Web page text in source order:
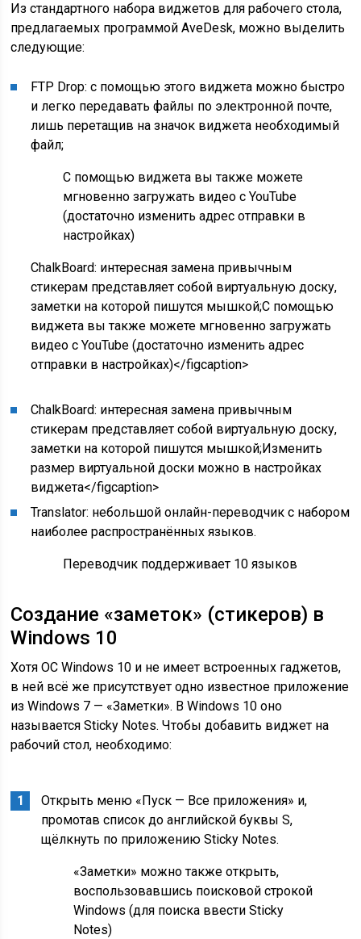
Из стандартного набора виджетов для рабочего стола,
предлагаемых программой AveDesk, можно выделить
следующие:
FTP Drop: с помощью этого виджета можно быстро
и легко передавать файлы по электронной почте,
лишь перетащив на значок виджета необходимый
файл;
С помощью виджета вы также можете
мгновенно загружать видео с YouTube
(достаточно изменить адрес отправки в
настройках)
ChalkBoard: интересная замена привычным
стикерам представляет собой виртуальную доску,
заметки на которой пишутся мышкой;С помощью
виджета вы также можете мгновенно загружать
видео с YouTube (достаточно изменить адрес
отправки в настройках)</figcaption>
ChalkBoard: интересная замена привычным
стикерам представляет собой виртуальную доску,
заметки на которой пишутся мышкой;Изменить
размер виртуальной доски можно в настройках
виджета</figcaption>
Translator: небольшой онлайн-переводчик с набором
наиболее распространённых языков.
Переводчик поддерживает 10 языков
Создание «заметок» (стикеров) в
Windows 10
Хотя ОС Windows 10 и не имеет встроенных гаджетов,
в ней всё же присутствует одно известное приложение
из Windows 7 — «Заметки». В Windows 10 оно
называется Sticky Notes. Чтобы добавить виджет на
рабочий стол, необходимо:
Открыть меню «Пуск — Все приложения» и,
промотав список до английской буквы S,
щёлкнуть по приложению Sticky Notes.
«Заметки» можно также открыть,
воспользовавшись поисковой строкой
Windows (для поиска ввести Sticky
Notes)